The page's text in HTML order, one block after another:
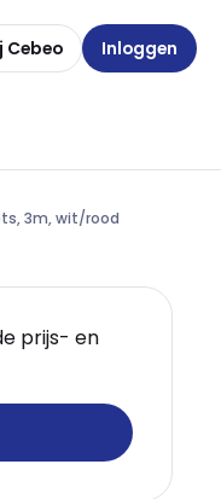
Cebeo Inloggen
3m, wit/rood
prijs- en